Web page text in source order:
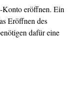
Konto eröffnen. Ein
Eröffnen des
dafür eine